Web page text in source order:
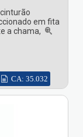
em fita
a chama,
CA: 35.032